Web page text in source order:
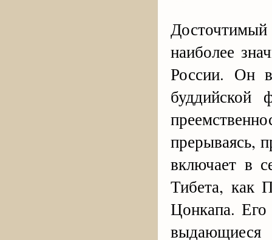
наиболее
России. Он
прерываясь,
включает в
Тибета, как
Цонкапа. Его
выдающиеся